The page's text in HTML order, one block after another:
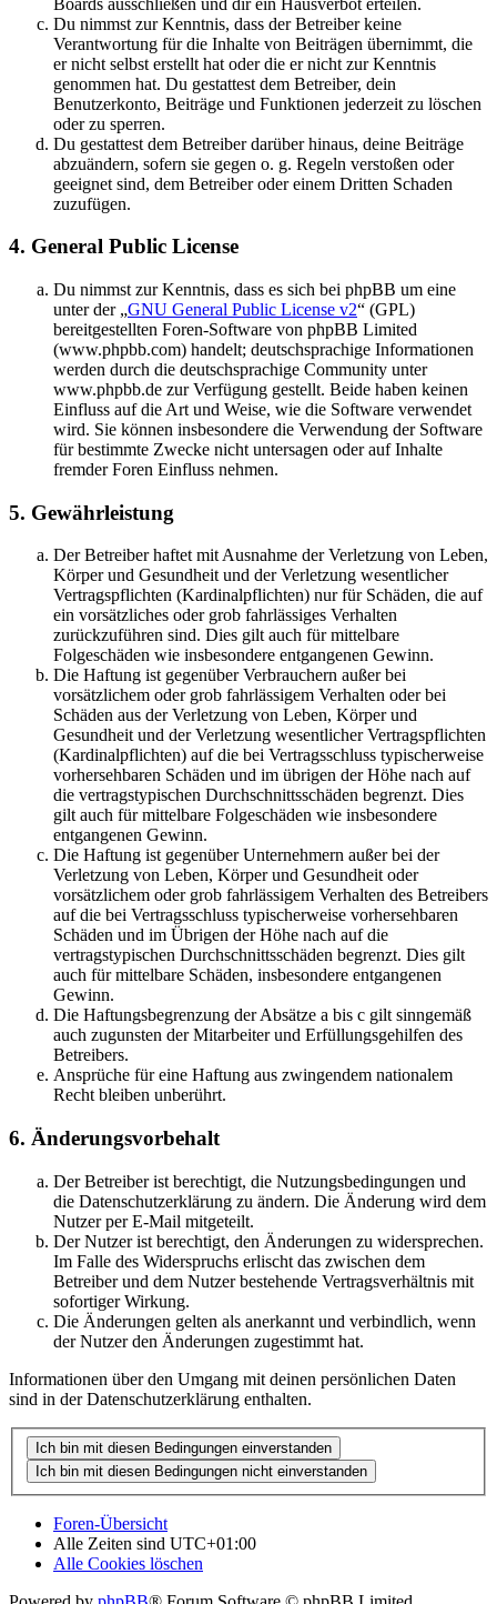
Du nimmst zur Kenntnis, dass der Betreiber keine
Verantwortung für die Inhalte von Beiträgen übernimmt, die
er nicht selbst erstellt hat oder die er nicht zur Kenntnis
genommen hat. Du gestattest dem Betreiber, dein
Benutzerkonto, Beiträge und Funktionen jederzeit zu löschen
oder zu sperren.
Du gestattest dem Betreiber darüber hinaus, deine Beiträge
abzuändern, sofern sie gegen o. g. Regeln verstoßen oder
geeignet sind, dem Betreiber oder einem Dritten Schaden
zuzufügen.
4. General Public License
Du nimmst zur Kenntnis, dass es sich bei phpBB um eine
unter der „GNU General Public License v2“ (GPL)
bereitgestellten Foren-Software von phpBB Limited
(www.phpbb.com) handelt; deutschsprachige Informationen
werden durch die deutschsprachige Community unter
www.phpbb.de zur Verfügung gestellt. Beide haben keinen
Einfluss auf die Art und Weise, wie die Software verwendet
wird. Sie können insbesondere die Verwendung der Software
für bestimmte Zwecke nicht untersagen oder auf Inhalte
fremder Foren Einfluss nehmen.
5. Gewährleistung
Der Betreiber haftet mit Ausnahme der Verletzung von Leben,
Körper und Gesundheit und der Verletzung wesentlicher
Vertragspflichten (Kardinalpflichten) nur für Schäden, die auf
ein vorsätzliches oder grob fahrlässiges Verhalten
zurückzuführen sind. Dies gilt auch für mittelbare
Folgeschäden wie insbesondere entgangenen Gewinn.
Die Haftung ist gegenüber Verbrauchern außer bei
vorsätzlichem oder grob fahrlässigem Verhalten oder bei
Schäden aus der Verletzung von Leben, Körper und
Gesundheit und der Verletzung wesentlicher Vertragspflichten
(Kardinalpflichten) auf die bei Vertragsschluss typischerweise
vorhersehbaren Schäden und im übrigen der Höhe nach auf
die vertragstypischen Durchschnittsschäden begrenzt. Dies
gilt auch für mittelbare Folgeschäden wie insbesondere
entgangenen Gewinn.
Die Haftung ist gegenüber Unternehmern außer bei der
Verletzung von Leben, Körper und Gesundheit oder
vorsätzlichem oder grob fahrlässigem Verhalten des Betreibers
auf die bei Vertragsschluss typischerweise vorhersehbaren
Schäden und im Übrigen der Höhe nach auf die
vertragstypischen Durchschnittsschäden begrenzt. Dies gilt
auch für mittelbare Schäden, insbesondere entgangenen
Gewinn.
Die Haftungsbegrenzung der Absätze a bis c gilt sinngemäß
auch zugunsten der Mitarbeiter und Erfüllungsgehilfen des
Betreibers.
Ansprüche für eine Haftung aus zwingendem nationalem
Recht bleiben unberührt.
6. Änderungsvorbehalt
Der Betreiber ist berechtigt, die Nutzungsbedingungen und
die Datenschutzerklärung zu ändern. Die Änderung wird dem
Nutzer per E-Mail mitgeteilt.
Der Nutzer ist berechtigt, den Änderungen zu widersprechen.
Im Falle des Widerspruchs erlischt das zwischen dem
Betreiber und dem Nutzer bestehende Vertragsverhältnis mit
sofortiger Wirkung.
Die Änderungen gelten als anerkannt und verbindlich, wenn
der Nutzer den Änderungen zugestimmt hat.
Informationen über den Umgang mit deinen persönlichen Daten
sind in der Datenschutzerklärung enthalten.
Foren-Übersicht
Alle Zeiten sind UTC+01:00
Alle Cookies löschen